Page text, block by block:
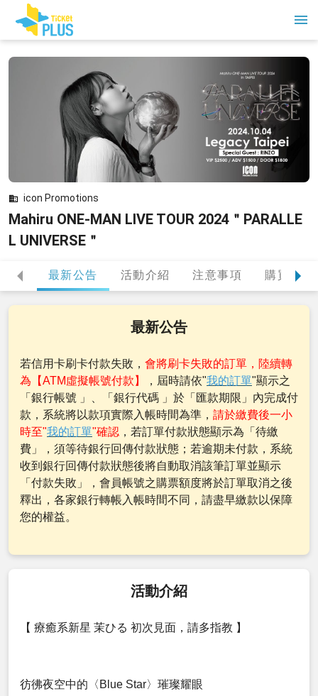
icon Promotions
Mahiru ONE-MAN LIVE TOUR 2024＂PARALLE
L UNIVERSE＂
最新公告 活動介紹 注意事項 購買提醒
最新公告
若信用卡刷卡付款失敗， 會將刷卡失敗的訂單，陸續轉
為【ATM虛擬帳號付款】
，屆時請依"我的訂單"顯示之
「銀行帳號 」、「銀行代碼 」於「匯款期限」內完成付
款，系統將以款項實際入帳時間為準， 請於繳費後一小
時至"我的訂單"確認 ，若訂單付款狀態顯示為「待繳
費」，須等待銀行回傳付款狀態；若逾期未付款，系統
收到銀行回傳付款狀態後將自動取消該筆訂單並顯示
「付款失敗」，會員帳號之購票額度將於訂單取消之後
釋出，各家銀行轉帳入帳時間不同，請盡早繳款以保障
您的權益。
活動介紹
【 療癒系新星 茉ひる 初次見面，請多指教 】
彷彿夜空中的〈Blue Star〉璀璨耀眼